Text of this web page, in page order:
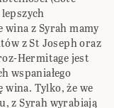
wina z Syrah mamy
z St Joseph oraz
Hermitage jest
wspaniałego
wina. Tylko, że we
z Syrah wyrabiają